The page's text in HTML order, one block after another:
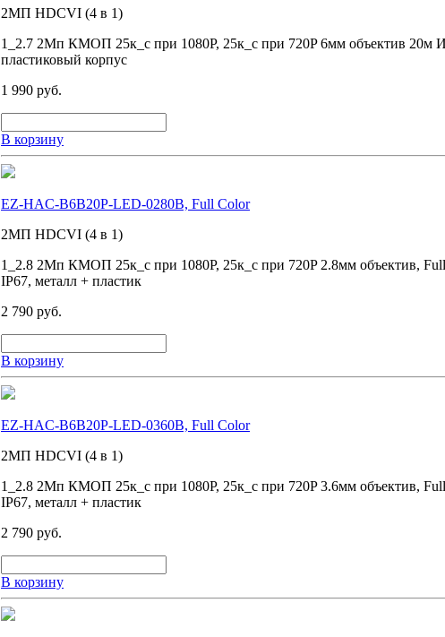
2MП HDCVI (4 в 1)
1_2.7 2Мп КМОП 25к_с при 1080P, 25к_с при 720P 6мм объектив
пластиковый корпус
1 990 руб.
В корзину
EZ-HAC-B6B20P-LED-0280B, Full Color
2MП HDCVI (4 в 1)
1_2.8 2Мп КМОП 25к_с при 1080P, 25к_с при 720P 2.8мм объектив,
IP67, металл + пластик
2 790 руб.
В корзину
EZ-HAC-B6B20P-LED-0360B, Full Color
2MП HDCVI (4 в 1)
1_2.8 2Мп КМОП 25к_с при 1080P, 25к_с при 720P 3.6мм объектив,
IP67, металл + пластик
2 790 руб.
В корзину